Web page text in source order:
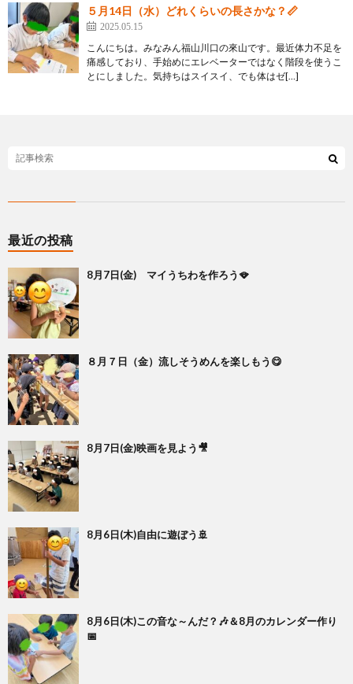
５月14日（水）どれくらいの長さかな？📏
2025.05.15
こんにちは。みなみん福山川口の來山です。最近体力不足を
痛感しており、手始めにエレベーターではなく階段を使うこ
とにしました。気持ちはスイスイ、でも体はゼ[…]
最近の投稿
8月7日(金) マイうちわを作ろう🪭
８月７日（金）流しそうめんを楽しもう😋
8月7日(金)映画を見よう🎥
8月6日(木)自由に遊ぼう🚢
8月6日(木)この音な～んだ？🎶＆8月のカレンダー作り
📅